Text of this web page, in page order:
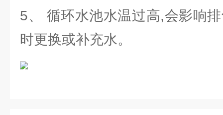
5、 循环水池水温过高,会影响
时更换或补充水。